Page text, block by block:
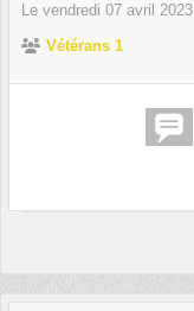
Le vendredi 07 avril 2023
Vétérans 1